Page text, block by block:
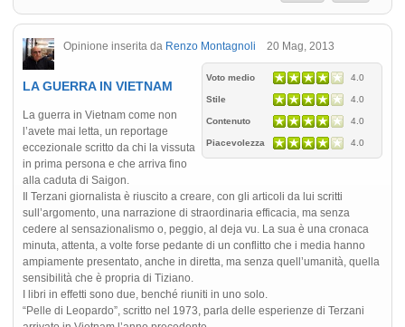
Opinione inserita da Renzo Montagnoli 20 Mag, 2013
Voto medio 4.0
Stile 4.0
Contenuto 4.0
Piacevolezza 4.0
LA GUERRA IN VIETNAM
La guerra in Vietnam come non
l’avete mai letta, un reportage
eccezionale scritto da chi la vissuta
in prima persona e che arriva fino
alla caduta di Saigon.
Il Terzani giornalista è riuscito a creare, con gli articoli da lui scritti
sull’argomento, una narrazione di straordinaria efficacia, ma senza
cedere al sensazionalismo o, peggio, al deja vu. La sua è una cronaca
minuta, attenta, a volte forse pedante di un conflitto che i media hanno
ampiamente presentato, anche in diretta, ma senza quell’umanità, quella
sensibilità che è propria di Tiziano.
I libri in effetti sono due, benché riuniti in uno solo.
“Pelle di Leopardo”, scritto nel 1973, parla delle esperienze di Terzani